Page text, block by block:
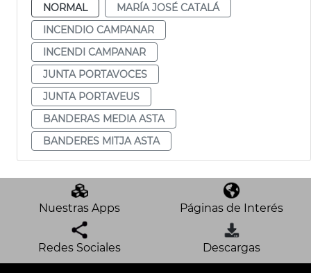
NORMAL
MARÍA JOSÉ CATALÁ
INCENDIO CAMPANAR
INCENDI CAMPANAR
JUNTA PORTAVOCES
JUNTA PORTAVEUS
BANDERAS MEDIA ASTA
BANDERES MITJA ASTA
Nuestras Apps Páginas de Interés
Redes Sociales Descargas